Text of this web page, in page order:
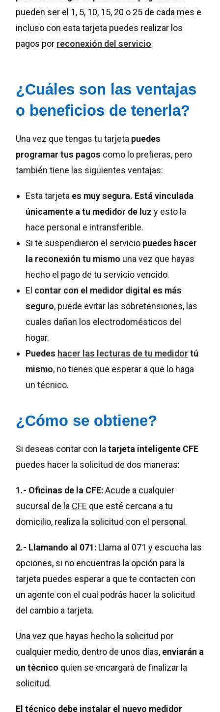
pueden ser el 1, 5, 10, 15, 20 o 25 de cada mes e
incluso con esta tarjeta puedes realizar los
pagos por reconexión del servicio.
¿Cuáles son las ventajas
o beneficios de tenerla?
Una vez que tengas tu tarjeta puedes
programar tus pagos como lo prefieras, pero
también tiene las siguientes ventajas:
Esta tarjeta es muy segura. Está vinculada
únicamente a tu medidor de luz y esto la
hace personal e intransferible.
Si te suspendieron el servicio puedes hacer
la reconexión tu mismo una vez que hayas
hecho el pago de tu servicio vencido.
El contar con el medidor digital es más
seguro, puede evitar las sobretensiones, las
cuales dañan los electrodomésticos del
hogar.
Puedes hacer las lecturas de tu medidor tú
mismo, no tienes que esperar a que lo haga
un técnico.
¿Cómo se obtiene?
Si deseas contar con latarjeta inteligente CFE
puedes hacer la solicitud de dos maneras:
1.- Oficinas de la CFE:Acude a cualquier
sucursal de la CFE que esté cercana a tu
domicilio, realiza la solicitud con el personal.
2.- Llamando al 071: Llama al 071 y escucha las
opciones, si no encuentras la opción para la
tarjeta puedes esperar a que te contacten con
un agente con el cual podrás hacer la solicitud
del cambio a tarjeta.
Una vez que hayas hecho la solicitud por
cualquier medio, dentro de unos días, enviarán a
un técnico quien se encargará de finalizar la
solicitud.
El técnico debe instalar el nuevo medidor